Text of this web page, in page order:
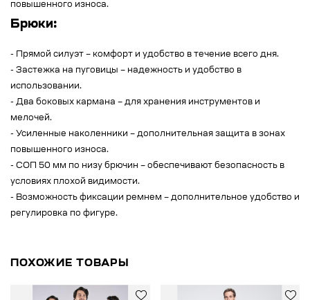
повышенного износа.
Брюки:
- Прямой силуэт – комфорт и удобство в течение всего дня.
- Застежка на пуговицы – надежность и удобство в
использовании.
- Два боковых кармана – для хранения инструментов и
мелочей.
- Усиленные наколенники – дополнительная защита в зонах
повышенного износа.
- СОП 50 мм по низу брючин – обеспечивают безопасность в
условиях плохой видимости.
- Возможность фиксации ремнем – дополнительное удобство и
регулировка по фигуре.
ПОХОЖИЕ ТОВАРЫ